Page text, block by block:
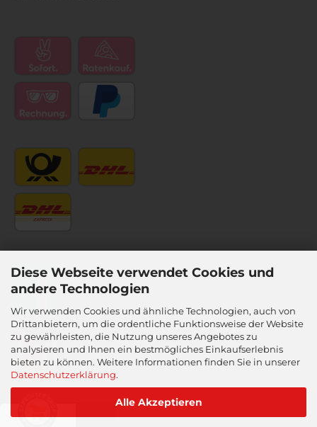
Diese Webseite verwendet Cookies und
andere Technologien
Wir verwenden Cookies und ähnliche Technologien, auch von
Drittanbietern, um die ordentliche Funktionsweise der Website
zu gewährleisten, die Nutzung unseres Angebotes zu
analysieren und Ihnen ein bestmögliches Einkaufserlebnis
bieten zu können. Weitere Informationen finden Sie in unserer
Datenschutzerklärung.
Alle Akzeptieren